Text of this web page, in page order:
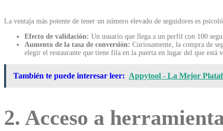
La ventaja más potente de tener un número elevado de seguidores es
Efecto de validación: Un usuario que llega a un perfil con 100
Aumento de la tasa de conversión: Curiosamente, la compra de
elegir el restaurante que tiene fila en la puerta en lugar del que
También te puede interesar leer: Appytool - La Mejor
2. Acceso a